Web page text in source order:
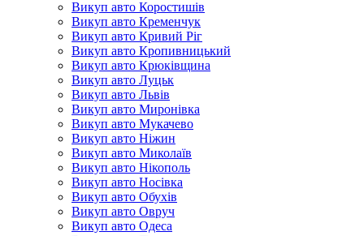
Викуп авто Коростишів
Викуп авто Кременчук
Викуп авто Кривий Ріг
Викуп авто Кропивницький
Викуп авто Крюківщина
Викуп авто Луцьк
Викуп авто Львів
Викуп авто Миронівка
Викуп авто Мукачево
Викуп авто Ніжин
Викуп авто Миколаїв
Викуп авто Нікополь
Викуп авто Носівка
Викуп авто Обухів
Викуп авто Овруч
Викуп авто Одеса